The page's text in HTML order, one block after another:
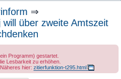
⇒
über zweite Amtszeit
Programm) gestartet.
Lesbarkeit zu erhöhen.
hier: zitierfunktion-t295.html